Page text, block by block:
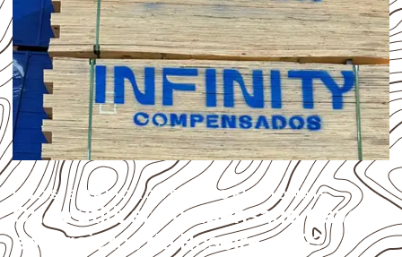
USOS E APLICAÇÕES PROFISSIONAIS
Onde utilizar Compensado Naval
em projetos de Roseira – SP?